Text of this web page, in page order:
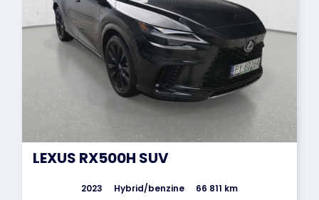
LEXUS RX500H SUV
2023 Hybrid/benzine 66 811 km